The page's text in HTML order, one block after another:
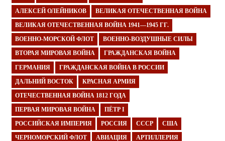
АЛЕКСЕЙ ОЛЕЙНИКОВ ВЕЛИКАЯ ОТЕЧЕСТВЕННАЯ ВОЙНА
ВЕЛИКАЯ ОТЕЧЕСТВЕННАЯ ВОЙНА 1941—1945 ГГ.
ВОЕННО-МОРСКОЙ ФЛОТ ВОЕННО-ВОЗДУШНЫЕ СИЛЫ
ВТОРАЯ МИРОВАЯ ВОЙНА ГРАЖДАНСКАЯ ВОЙНА
ГЕРМАНИЯ ГРАЖДАНСКАЯ ВОЙНА В РОССИИ
ДАЛЬНИЙ ВОСТОК КРАСНАЯ АРМИЯ
ОТЕЧЕСТВЕННАЯ ВОЙНА 1812 ГОДА
ПЕРВАЯ МИРОВАЯ ВОЙНА ПЁТР I
РОССИЙСКАЯ ИМПЕРИЯ РОССИЯ СССР США
ЧЕРНОМОРСКИЙ ФЛОТ АВИАЦИЯ АРТИЛЛЕРИЯ